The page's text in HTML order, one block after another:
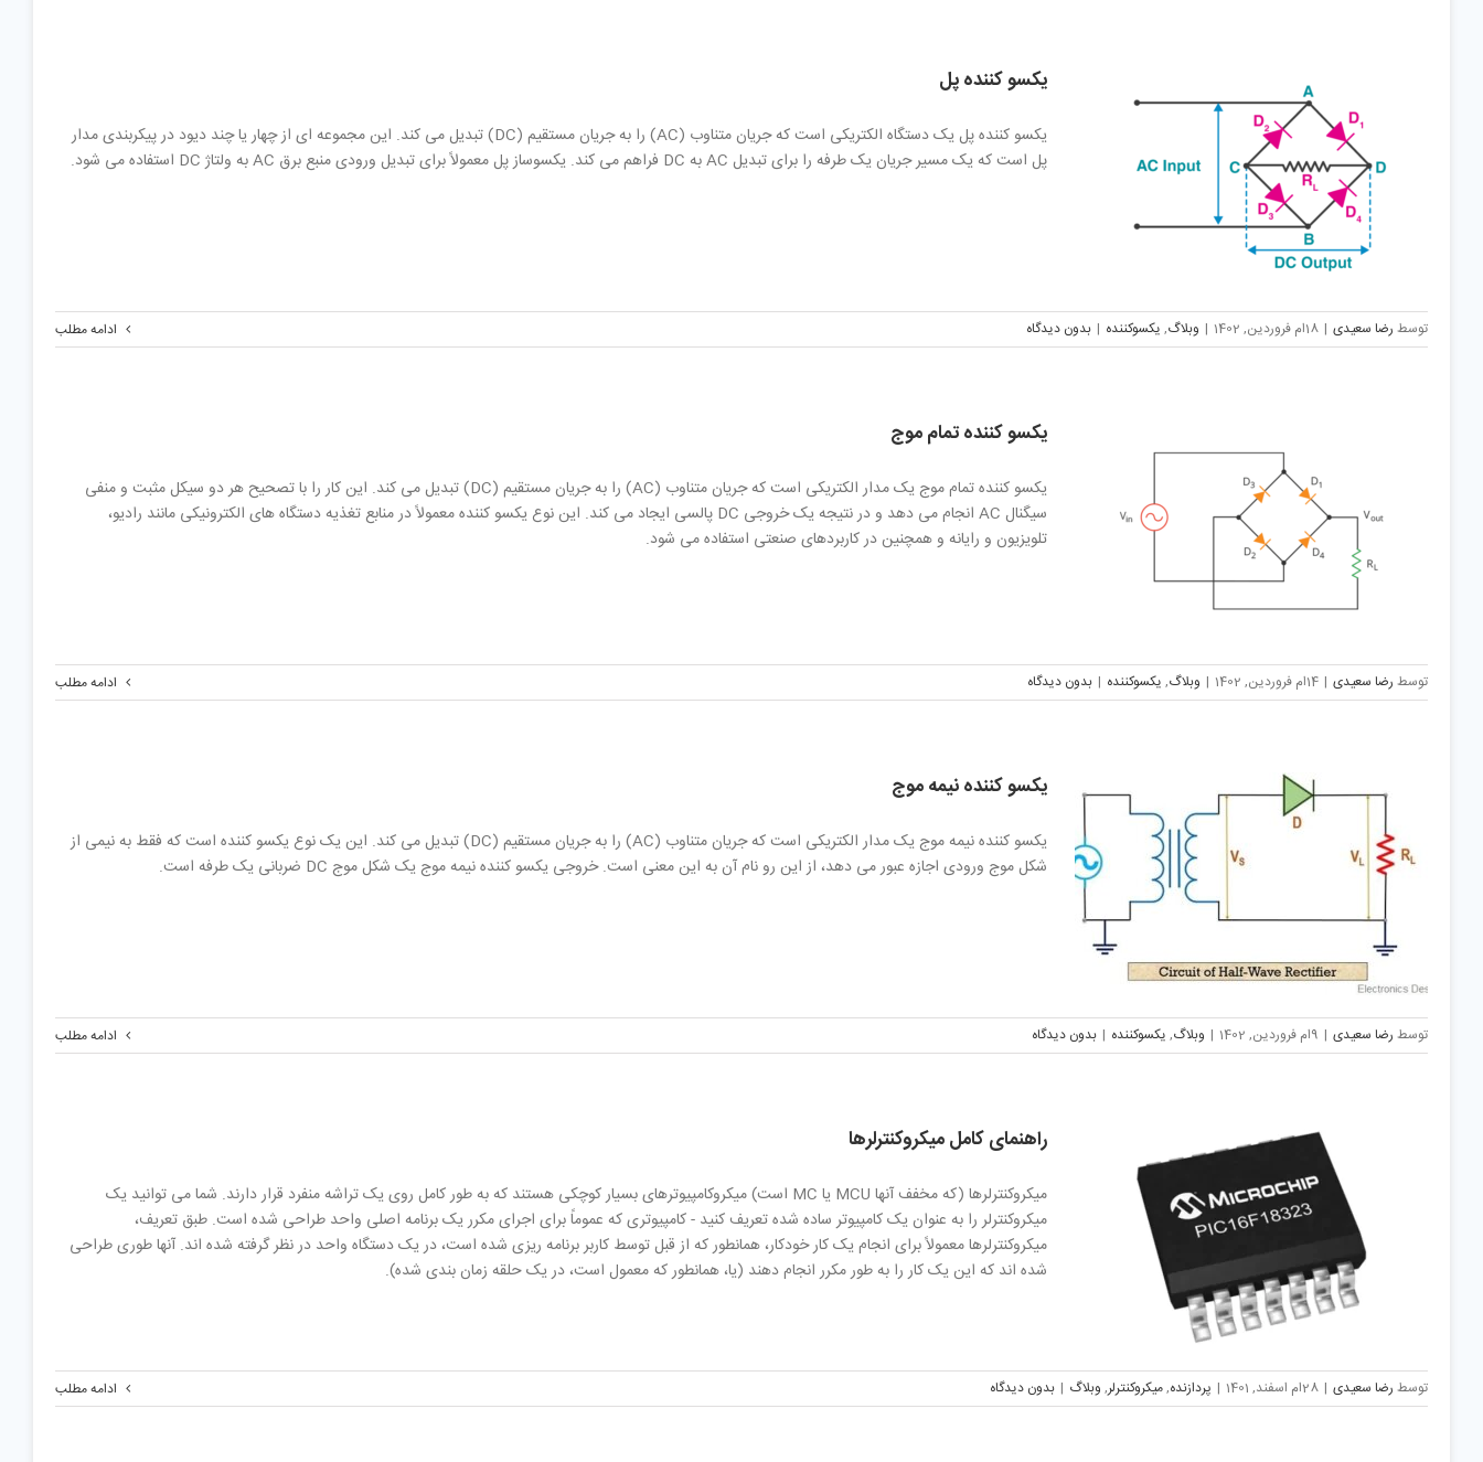
یکسو کننده پل
یکسو کننده پل یک دستگاه الکتریکی است که جریان متناوب (AC) را به جریان مستقیم (DC) تبدیل می کند. این مجموعه ای از چهار یا چند دیود در پیکربندی مدار
پل است که یک مسیر جریان یک طرفه را برای تبدیل AC به DC فراهم می کند. یکسوساز پل معمولاً برای تبدیل ورودی منبع برق AC به ولتاژ DC استفاده می شود.
توسط رضا سعیدی | 18ام فروردین, 1402 | وبلاگ, یکسوکننده | بدون دیدگاه ادامه مطلب
یکسو کننده تمام موج
یکسو کننده تمام موج یک مدار الکتریکی است که جریان متناوب (AC) را به جریان مستقیم (DC) تبدیل می کند. این کار را با تصحیح هر دو سیکل مثبت و منفی
سیگنال AC انجام می دهد و در نتیجه یک خروجی DC پالسی ایجاد می کند. این نوع یکسو کننده معمولاً در منابع تغذیه دستگاه های الکترونیکی مانند رادیو،
تلویزیون و رایانه و همچنین در کاربردهای صنعتی استفاده می شود.
توسط رضا سعیدی | 14ام فروردین, 1402 | وبلاگ, یکسوکننده | بدون دیدگاه ادامه مطلب
یکسو کننده نیمه موج
یکسو کننده نیمه موج یک مدار الکتریکی است که جریان متناوب (AC) را به جریان مستقیم (DC) تبدیل می کند. این یک نوع یکسو کننده است که فقط به نیمی از
شکل موج ورودی اجازه عبور می دهد، از این رو نام آن به این معنی است. خروجی یکسو کننده نیمه موج یک شکل موج DC ضربانی یک طرفه است.
توسط رضا سعیدی | 9ام فروردین, 1402 | وبلاگ, یکسوکننده | بدون دیدگاه ادامه مطلب
راهنمای کامل میکروکنترلرها
میکروکنترلرها (که مخفف آنها MCU یا MC است) میکروکامپیوترهای بسیار کوچکی هستند که به طور کامل روی یک تراشه منفرد قرار دارند. شما می توانید یک
میکروکنترلر را به عنوان یک کامپیوتر ساده شده تعریف کنید - کامپیوتری که عموماً برای اجرای مکرر یک برنامه اصلی واحد طراحی شده است. طبق تعریف،
میکروکنترلرها معمولاً برای انجام یک کار خودکار، همانطور که از قبل توسط کاربر برنامه ریزی شده است، در یک دستگاه واحد در نظر گرفته شده اند. آنها طوری طراحی
شده اند که این یک کار را به طور مکرر انجام دهند (یا، همانطور که معمول است، در یک حلقه زمان بندی شده).
توسط رضا سعیدی | 28ام اسفند, 1401 | پردازنده,میکروکنترلر, وبلاگ | بدون دیدگاه ادامه مطلب